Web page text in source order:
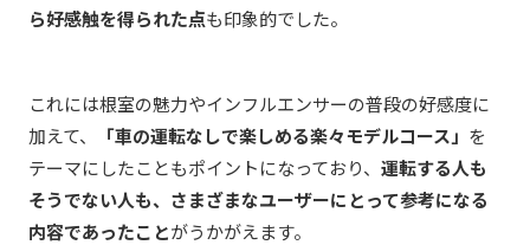
ら好感触を得られた点も印象的でした。
これには根室の魅力やインフルエンサーの普段の好感度に
加えて、
「車の運転なしで楽しめる楽々モデルコース」 を
テーマにしたこともポイントになっており、 運転する人も
そうでない人も、さまざまなユーザーにとって参考になる
内容であったことがうかがえます。